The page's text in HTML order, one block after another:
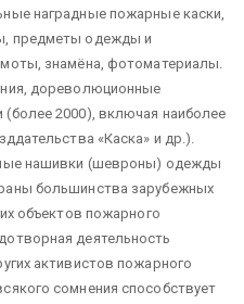
наградные пожарные каски,
предметы одежды и
знамёна, фотоматериалы.
дореволюционные
2000), включая наиболее
«Каска» и др.).
нашивки (шевроны) одежды
большинства зарубежных
объектов пожарного
деятельность
активистов пожарного
сомнения способствует